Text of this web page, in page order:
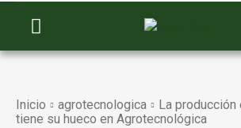
Inicio agrotecnologica
La
tiene su hueco en Agrotecnológica